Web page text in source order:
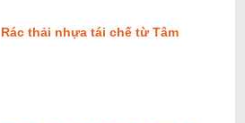
Rác thải nhựa tái chế từ Tâm